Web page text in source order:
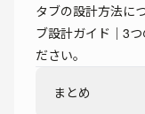
タブの設計方法に
ブ設計ガイド｜3
ださい。
まとめ